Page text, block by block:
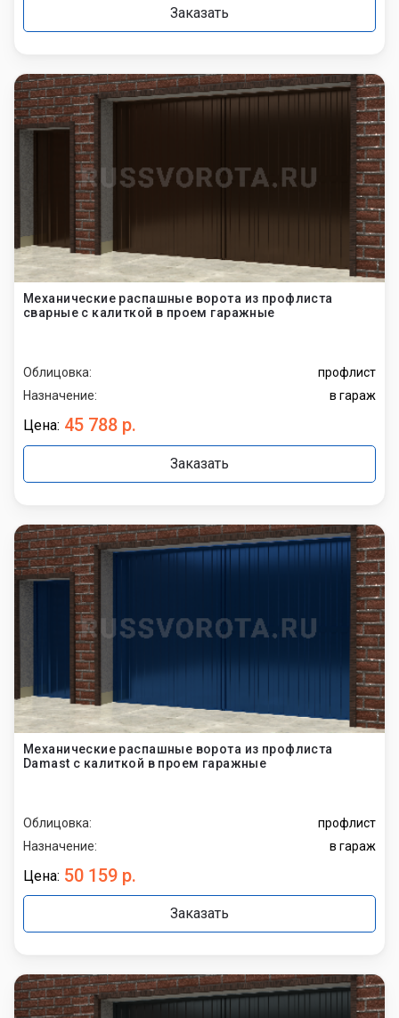
Заказать
Механические распашные ворота из профлиста
сварные с калиткой в проем гаражные
Облицовка:
профлист
Назначение:
в гараж
Цена: 45 788 р.
Заказать
Механические распашные ворота из профлиста
Damast с калиткой в проем гаражные
Облицовка:
профлист
Назначение:
в гараж
Цена: 50 159 р.
Заказать